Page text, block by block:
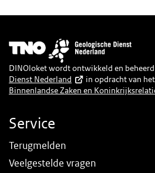
Afbeelding
DINOloket wordt ontwikkeld en
Dienst Nederland
in opdracht van het
Binnenlandse Zaken en
Service
Terugmelden
Veelgestelde vragen